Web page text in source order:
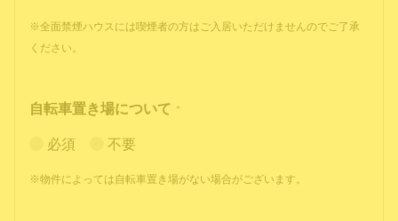
※全面禁煙ハウスには喫煙者の方はご入居いただけませんのでご了承
ください。
自転車置き場について *
必須 不要
※物件によっては自転車置き場がない場合がございます。